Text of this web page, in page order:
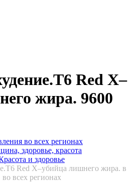
Red X–
жира. 9600
во всех регионах
здоровье, красота
и здоровье
Red X–убийца лишнего жира. в
во всех регионах